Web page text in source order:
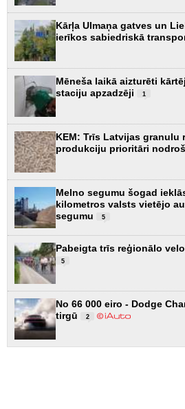
Kārļa Ulmaņa gatves un
ierīkos sabiedriskā
Mēneša laikā aizturēti
staciju apzadzēji
1
KEM: Trīs Latvijas granulu
produkciju prioritāri
Melno segumu šogad
kilometros valsts vietējo
segumu
5
Pabeigta trīs reģionālo
5
No 66 000 eiro - Dodge
tirgū
2